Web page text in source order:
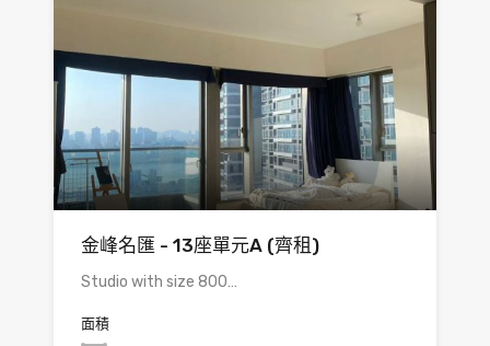
金峰名匯 - 13座單元A (齊租)
Studio with size 800…
面積